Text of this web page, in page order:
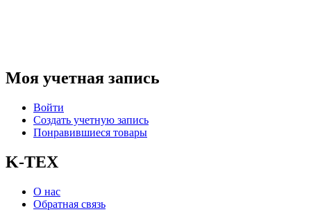
Моя учетная запись
Войти
Создать учетную запись
Понравившиеся товары
K-TEX
О нас
Обратная связь